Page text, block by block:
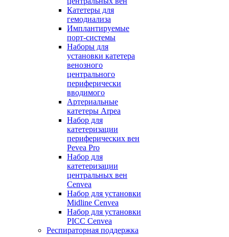
Катетеры для
гемодиализа
Имплантируемые
порт‑системы
Наборы для
установки катетера
венозного
центрального
периферически
вводимого
Артериальные
катетеры Arpea
Набор для
катетеризации
периферических вен
Pevea Pro
Набор для
катетеризации
центральных вен
Cenvea
Набор для установки
Midline Cenvea
Набор для установки
PICC Cenvea
Респираторная поддержка